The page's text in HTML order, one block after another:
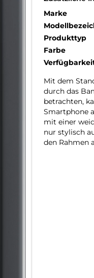
Marke
Produkttyp
Farbe
Mit dem
durch das
betrachten,
Smartphone
mit einer
nur stylisch
den Rahmen